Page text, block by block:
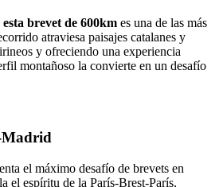
esta brevet de 600km es una de las más
atraviesa paisajes catalanes y
y ofreciendo una experiencia
montañoso la convierte en un desafío
el máximo desafío de brevets en
el espíritu de la París-Brest-París,